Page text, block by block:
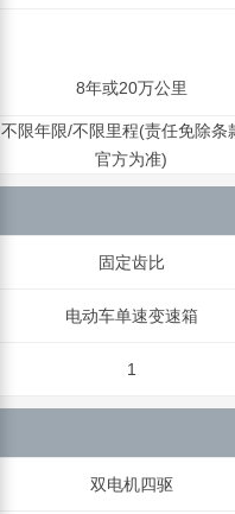
8年或20万公里
不限年限/不限里程(责任免除条
官方为准)
固定齿比
电动车单速变速箱
1
双电机四驱